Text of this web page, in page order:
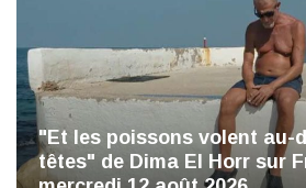
"Et les poissons volent au-
têtes" de Dima El Horr sur